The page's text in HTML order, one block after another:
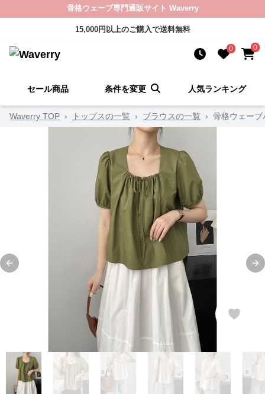
骨格ウェーブ専門通販サイト Waverry
15,000円以上のご購入で送料無料
0 0
セール商品 条件を変更 人気ランキング
Waverry TOP › トップスの一覧 › ブラウスの一覧 › 骨格ウェー
Previous slide